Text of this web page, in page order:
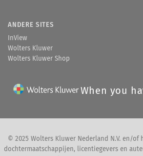
ANDERE SITES
InView
Wolters Kluwer
Wolters Kluwer Shop
When you
© 2025 Wolters Kluwer Nederland N.V. en/of
dochtermaatschappijen, licentiegevers en